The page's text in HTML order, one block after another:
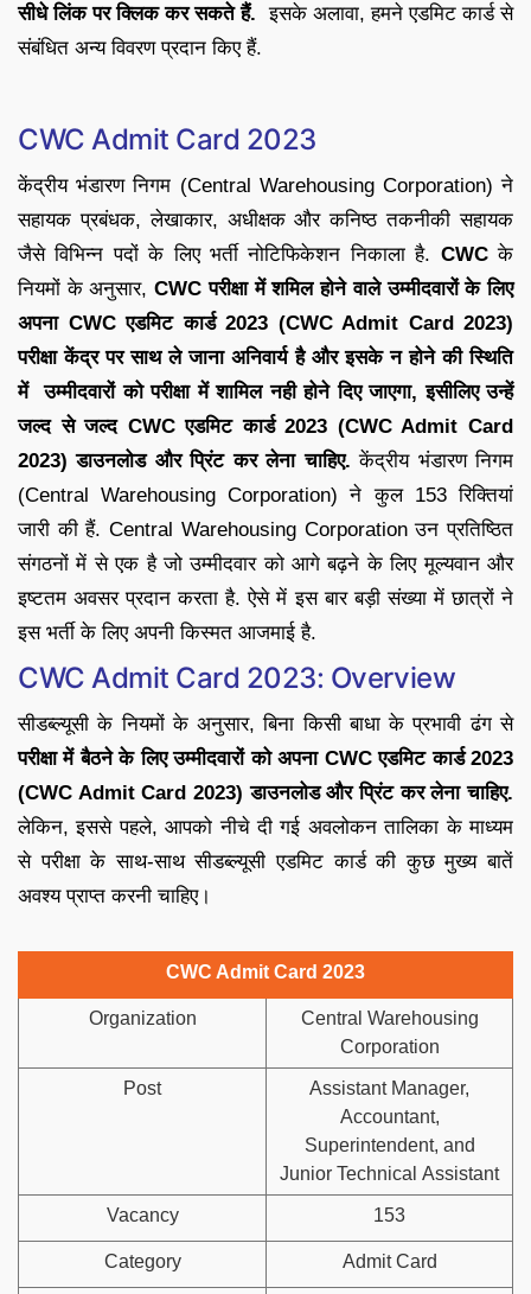
सीधे लिंक पर क्लिक कर सकते हैं. इसके अलावा, हमने एडमिट कार्ड से
संबंधित अन्य विवरण प्रदान किए हैं.
CWC Admit Card 2023
केंद्रीय भंडारण निगम (Central Warehousing Corporation) ने
सहायक प्रबंधक, लेखाकार, अधीक्षक और कनिष्ठ तकनीकी सहायक
जैसे विभिन्न पदों के लिए भर्ती नोटिफिकेशन निकाला है. CWCके
नियमों के अनुसार,CWCपरीक्षा में शमिल होने वाले उम्मीदवारों के लिए
अपना CWC एडमिट कार्ड 2023 (CWC Admit Card 2023)
परीक्षा केंद्र पर साथ ले जाना अनिवार्य है और इसके न होने की स्थिति
में उम्मीदवारों को परीक्षा में शामिल नही होने दिए जाएगा, इसीलिए उन्हें
जल्द से जल्द CWC एडमिट कार्ड 2023 (CWC Admit Card
2023) डाउनलोड और प्रिंट कर लेना चाहिए. केंद्रीय भंडारण निगम
(Central Warehousing Corporation) ने कुल 153 रिक्तियां
जारी की हैं. Central Warehousing Corporation उन प्रतिष्ठित
संगठनों में से एक है जो उम्मीदवार को आगे बढ़ने के लिए मूल्यवान और
इष्टतम अवसर प्रदान करता है. ऐसे में इस बार बड़ी संख्या में छात्रों ने
इस भर्ती के लिए अपनी किस्मत आजमाई है.
CWC Admit Card 2023: Overview
सीडब्ल्यूसी के नियमों के अनुसार, बिना किसी बाधा के प्रभावी ढंग से
परीक्षा में बैठने के लिए उम्मीदवारों को अपना CWC एडमिट कार्ड 2023
(CWC Admit Card 2023) डाउनलोड और प्रिंट कर लेना चाहिए.
लेकिन, इससे पहले, आपको नीचे दी गई अवलोकन तालिका के माध्यम
से परीक्षा के साथ-साथ सीडब्ल्यूसी एडमिट कार्ड की कुछ मुख्य बातें
अवश्य प्राप्त करनी चाहिए।
CWC Admit Card 2023
Organization
Central Warehousing
Corporation
Post
Assistant Manager,
Accountant,
Superintendent, and
Junior Technical Assistant
Vacancy 153
Category Admit Card